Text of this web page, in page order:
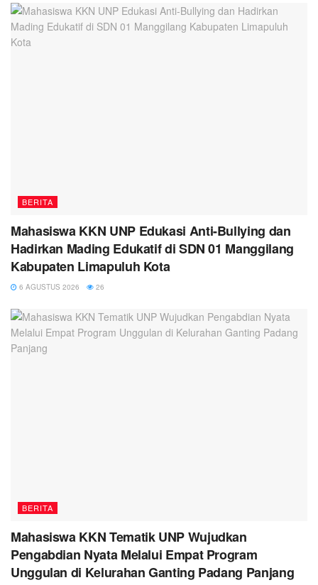
BERITA
Mahasiswa KKN UNP Edukasi Anti-Bullying dan
Hadirkan Mading Edukatif di SDN 01 Manggilang
Kabupaten Limapuluh Kota
6 AGUSTUS 2026 26
BERITA
Mahasiswa KKN Tematik UNP Wujudkan
Pengabdian Nyata Melalui Empat Program
Unggulan di Kelurahan Ganting Padang Panjang